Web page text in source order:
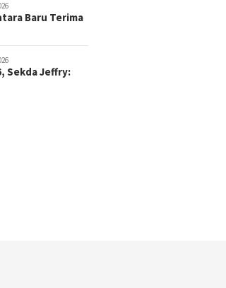
Baru Terima
Sekda Jeffry: